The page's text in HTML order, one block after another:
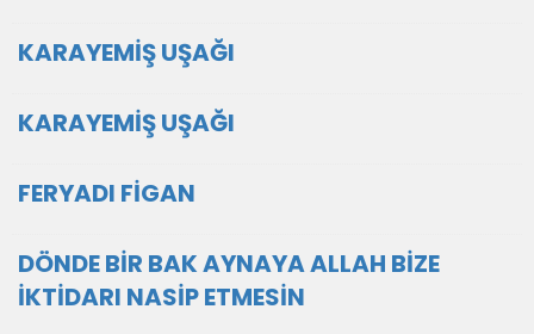
KARAYEMİŞ UŞAĞI
KARAYEMİŞ UŞAĞI
FERYADI FİGAN
DÖNDE BİR BAK AYNAYA ALLAH BİZE
İKTİDARI NASİP ETMESİN